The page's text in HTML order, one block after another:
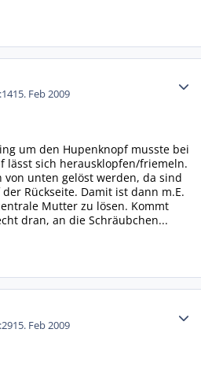
15. Feb 2009
um den Hupenknopf musste bei
lässt sich herausklopfen/friemeln.
von unten gelöst werden, da sind
Rückseite. Damit ist dann m.E.
Mutter zu lösen. Kommt
dran, an die Schräubchen...
15. Feb 2009